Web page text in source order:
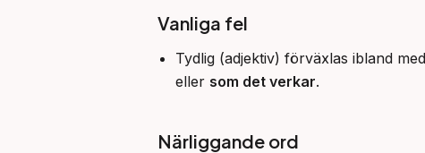
Vanliga fel
Tydlig (adjektiv) förväxlas ibland
eller som det verkar.
Närliggande ord